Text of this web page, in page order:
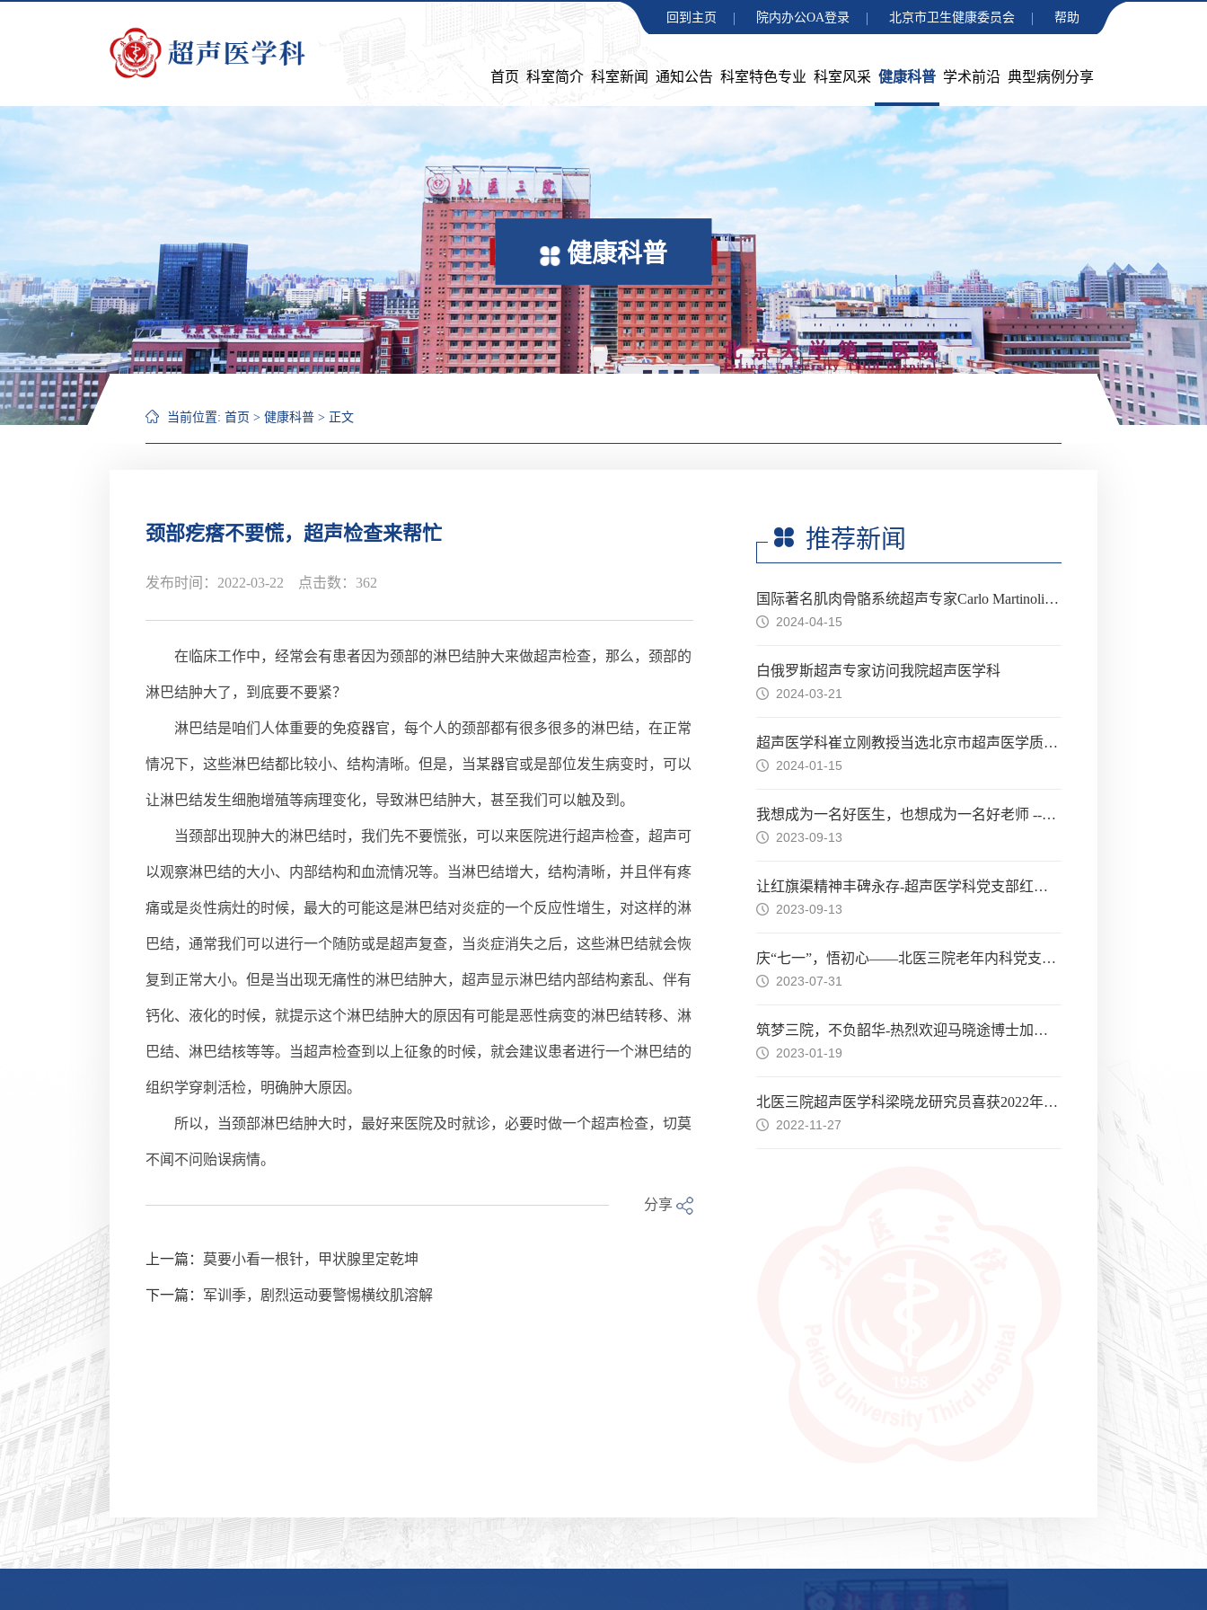
回到主页 院内办公OA登录 北京市卫生健康委员会 帮助
首页 科室简介 科室新闻 通知公告 科室特色专业 科室风采 健康科普 学术前沿 典型病例分享
健康科普
当前位置: 首页 > 健康科普 > 正文
颈部疙瘩不要慌，超声检查来帮忙
发布时间：2022-03-22 点击数： 362
在临床工作中，经常会有患者因为颈部的淋巴结肿大来做超声检查，那么，颈部的
淋巴结肿大了，到底要不要紧？
淋巴结是咱们人体重要的免疫器官，每个人的颈部都有很多很多的淋巴结，在正常
情况下，这些淋巴结都比较小、结构清晰。但是，当某器官或是部位发生病变时，可以
让淋巴结发生细胞增殖等病理变化，导致淋巴结肿大，甚至我们可以触及到。
当颈部出现肿大的淋巴结时，我们先不要慌张，可以来医院进行超声检查，超声可
以观察淋巴结的大小、内部结构和血流情况等。当淋巴结增大，结构清晰，并且伴有疼
痛或是炎性病灶的时候，最大的可能这是淋巴结对炎症的一个反应性增生，对这样的淋
巴结，通常我们可以进行一个随防或是超声复查，当炎症消失之后，这些淋巴结就会恢
复到正常大小。但是当出现无痛性的淋巴结肿大，超声显示淋巴结内部结构紊乱、伴有
钙化、液化的时候，就提示这个淋巴结肿大的原因有可能是恶性病变的淋巴结转移、淋
巴结、淋巴结核等等。当超声检查到以上征象的时候，就会建议患者进行一个淋巴结的
组织学穿刺活检，明确肿大原因。
所以，当颈部淋巴结肿大时，最好来医院及时就诊，必要时做一个超声检查，切莫
不闻不问贻误病情。
分享
上一篇： 莫要小看一根针，甲状腺里定乾坤
下一篇： 军训季，剧烈运动要警惕横纹肌溶解
推荐新闻
国际著名肌肉骨骼系统超声专家Carlo Martinoli教授莅临北京大学第三医院超声医学科授课交流
2024-04-15
白俄罗斯超声专家访问我院超声医学科
2024-03-21
超声医学科崔立刚教授当选北京市超声医学质量控制和改进中心专家委员会副主任委员
2024-01-15
我想成为一名好医生，也想成为一名好老师 --记超声医学科青年医师薛恒在教师节的发表感言
2023-09-13
让红旗渠精神丰碑永存-超声医学科党支部红旗渠学习心得体会
2023-09-13
庆“七一”，悟初心——北医三院老年内科党支部、超声医学科党支部联合开展参访中央党校的主题党日活动
2023-07-31
筑梦三院，不负韶华-热烈欢迎马晓途博士加入北医三院超声科
2023-01-19
北医三院超声医学科梁晓龙研究员喜获2022年北京市杰出青年科学基金项目资助
2022-11-27